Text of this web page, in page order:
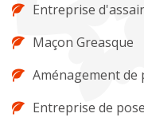
Entreprise
Maçon Greasque
Aménagement de
Entreprise de